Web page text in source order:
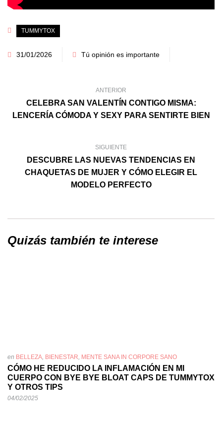
TUMMYTOX
31/01/2026 Tú opinión es importante
ANTERIOR
CELEBRA SAN VALENTÍN CONTIGO MISMA:
LENCERÍA CÓMODA Y SEXY PARA SENTIRTE BIEN
SIGUIENTE
DESCUBRE LAS NUEVAS TENDENCIAS EN
CHAQUETAS DE MUJER Y CÓMO ELEGIR EL
MODELO PERFECTO
Quizás también te interese
en BELLEZA, BIENESTAR, MENTE SANA IN CORPORE SANO
CÓMO HE REDUCIDO LA INFLAMACIÓN EN MI
CUERPO CON BYE BYE BLOAT CAPS DE TUMMYTOX
Y OTROS TIPS
04/02/2025